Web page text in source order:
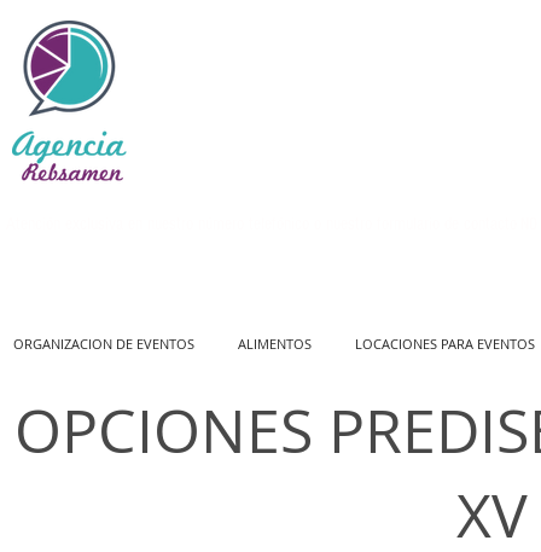
ORGANIZACION DE EVENTOS ALIMENTOS LOCACIONES PARA EVENTOS
OPCIONES